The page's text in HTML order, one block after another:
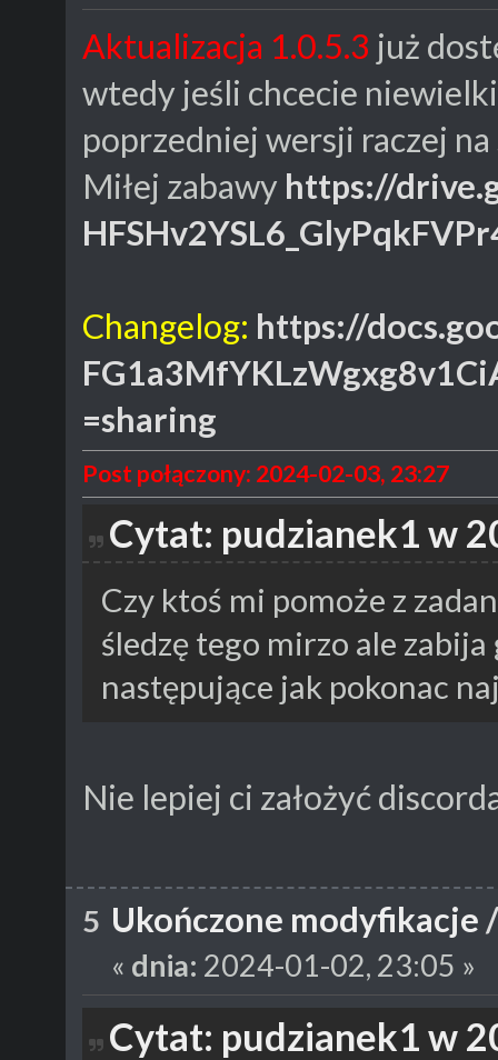
Aktualizacja 1.0.5.3 już
wtedy jeśli chcecie
poprzedniej wersji raczej
Miłej zabawy https://
Changelog: https://
=sharing
Post połączony: 2024-02-03, 23:27
Cytat: pudzianek1 w
Czy ktoś mi pomoże z
śledzę tego mirzo ale
następujące jak pokonac
Nie lepiej ci założyć
5 Ukończone modyfikacje
« dnia: 2024-01-02, 23:05 »
Cytat: pudzianek1 w